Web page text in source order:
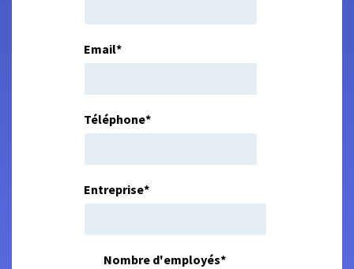
Email*
Téléphone*
Entreprise*
Nombre d'employés*